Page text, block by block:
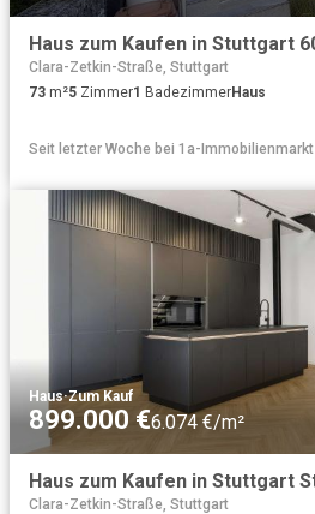
Clara-Zetkin-Straße, Stuttgart
73 m²5 Zimmer1 BadezimmerHaus
Seit letzter Woche bei 1a-Immobilienmarkt
Haus·Zum Kauf
899.000 €6.074 €/m²
Clara-Zetkin-Straße, Stuttgart